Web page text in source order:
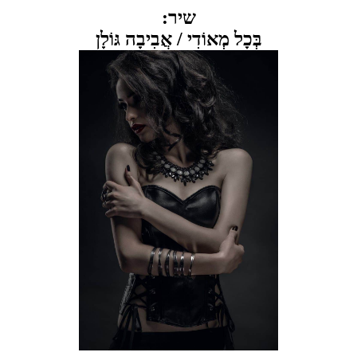
שיר:
בְּכָל מְאוֹדִי / אֲבִיבָה גּוֹלָן